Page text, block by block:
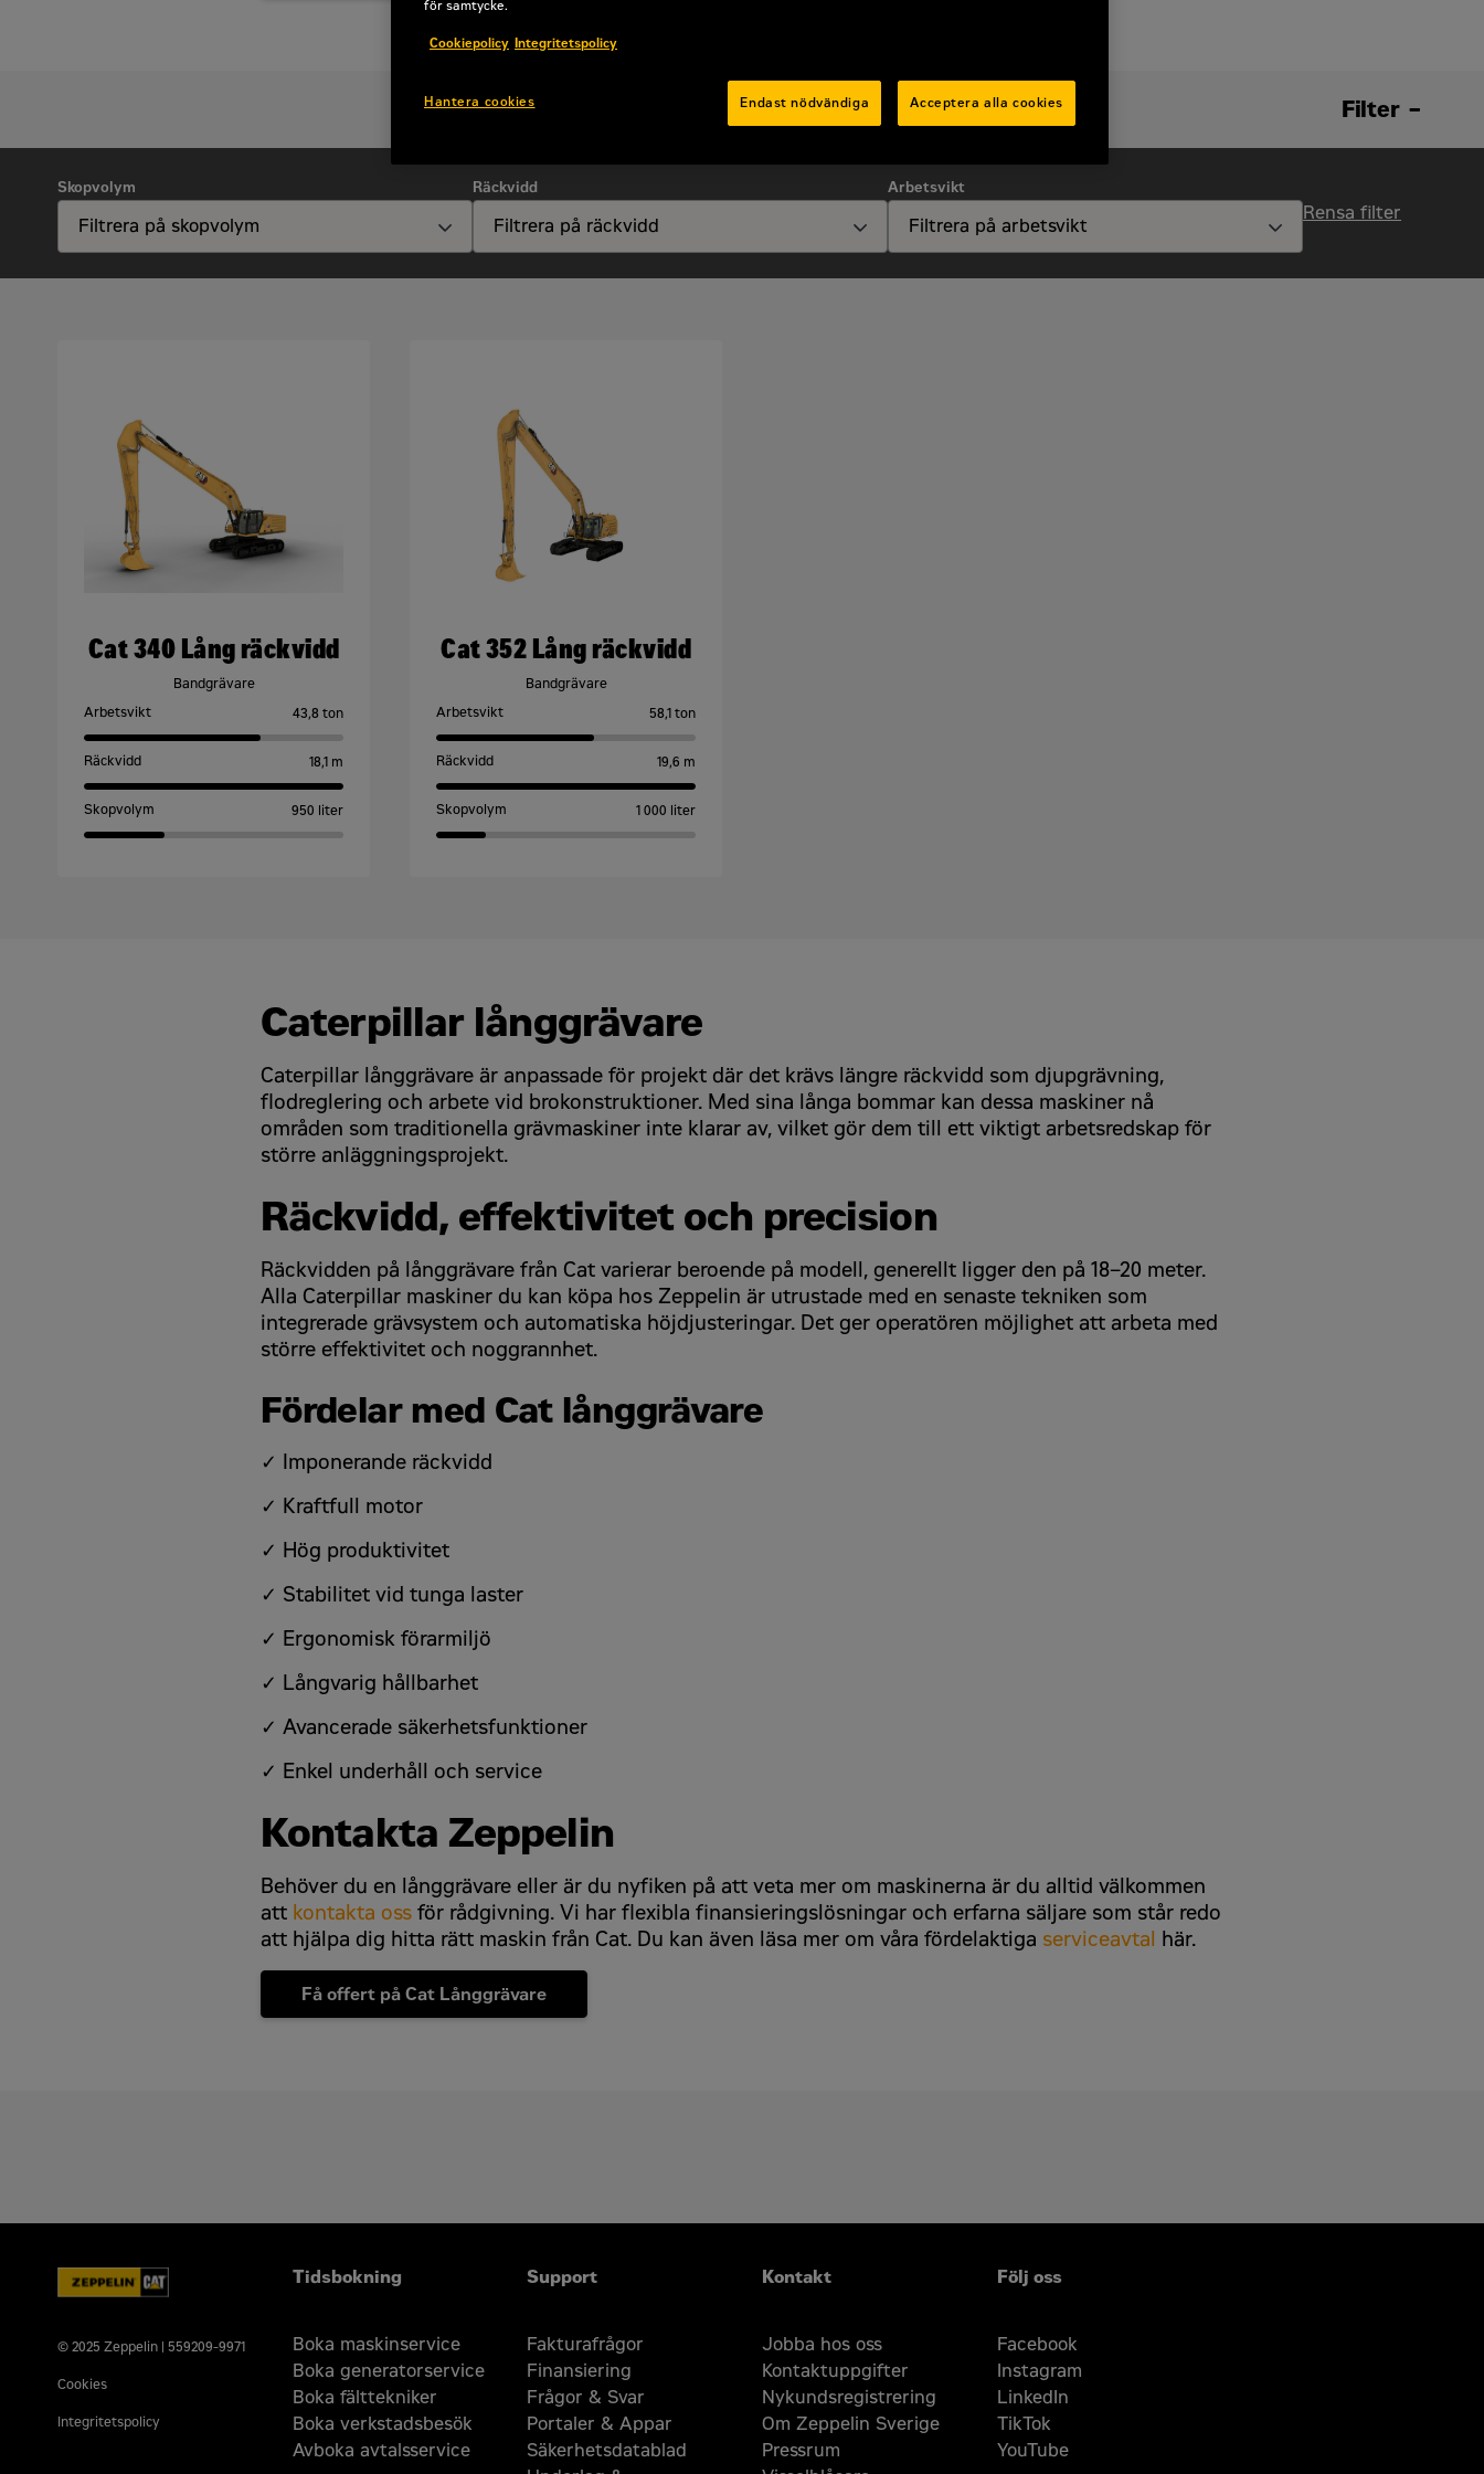
För- och efternamn
Organisationsnummer
Kommun*
Godkänn
Begär offert
Filter
Skopvolym Räckvidd Arbetsvikt
Rensa filter
Cat 340 Lång räckvidd
Bandgrävare
Arbetsvikt
43,8 ton
Räckvidd 18,1 m
Skopvolym 950 liter
Cat 352 Lång räckvidd
Bandgrävare
Arbetsvikt
58,1 ton
Räckvidd 19,6 m
Skopvolym 1 000 liter
Caterpillar långgrävare
Caterpillar långgrävare är anpassade för projekt där det krävs längre räckvidd som djupgrävning,
flodreglering och arbete vid brokonstruktioner. Med sina långa bommar kan dessa maskiner nå
områden som traditionella grävmaskiner inte klarar av, vilket gör dem till ett viktigt arbetsredskap för
större anläggningsprojekt.
Räckvidd, effektivitet och precision
Räckvidden på långgrävare från Cat varierar beroende på modell, generellt ligger den på 18–20 meter.
Alla Caterpillar maskiner du kan köpa hos Zeppelin är utrustade med en senaste tekniken som
integrerade grävsystem och automatiska höjdjusteringar. Det ger operatören möjlighet att arbeta med
större effektivitet och noggrannhet.
Fördelar med Cat långgrävare
✓ Imponerande räckvidd
✓ Kraftfull motor
✓ Hög produktivitet
✓ Stabilitet vid tunga laster
✓ Ergonomisk förarmiljö
✓ Långvarig hållbarhet
✓ Avancerade säkerhetsfunktioner
✓ Enkel underhåll och service
Kontakta Zeppelin
Behöver du en långgrävare eller är du nyfiken på att veta mer om maskinerna är du alltid välkommen
att kontakta oss för rådgivning. Vi har flexibla finansieringslösningar och erfarna säljare som står redo
att hjälpa dig hitta rätt maskin från Cat. Du kan även läsa mer om våra fördelaktiga serviceavtal här.
Få offert på Cat Långgrävare
Företagsnamn
Organisationsnummer
Din fråga
Jag samtycker till att Zeppelin Sverige behandlar mina uppgifter i enlighet med integritetspolicyn som finns på
reCAPTCHA is required.
© 2025 Zeppelin | 559209-9971
Cookies
Integritetspolicy
Tidsbokning
Boka maskinservice
Boka generatorservice
Boka fälttekniker
Boka verkstadsbesök
Avboka avtalsservice
Support
Fakturafrågor
Finansiering
Frågor & Svar
Portaler & Appar
Säkerhetsdatablad
Kontakt
Jobba hos oss
Kontaktuppgifter
Nykundsregistrering
Om Zeppelin Sverige
Pressrum
Följ oss
Facebook
Instagram
LinkedIn
TikTok
YouTube
för samtycke.
Cookiepolicy Integritetspolicy
Endast nödvändiga Acceptera alla cookies
Hantera cookies